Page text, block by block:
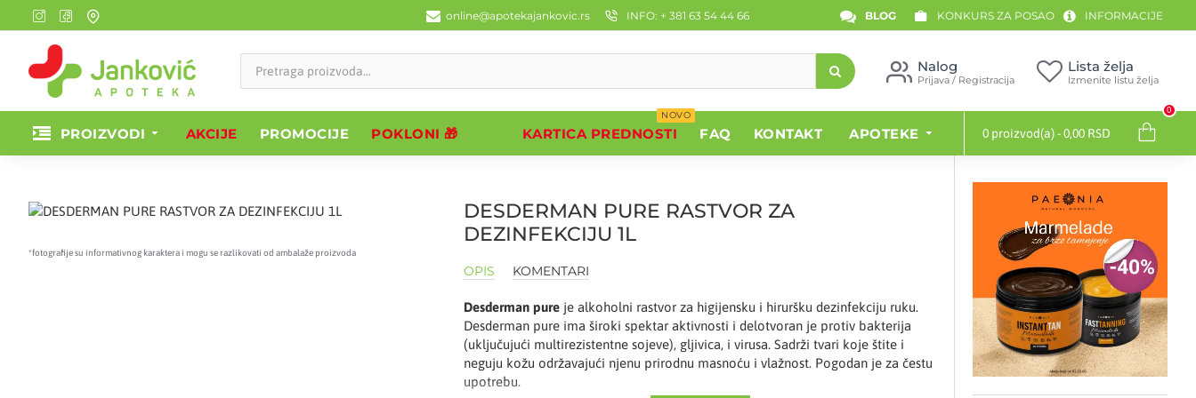
online@apotekajankovic.rs INFO: + 381 63 54 44 66 BLOG KONKURS ZA POSAO INFORMACIJE
Nalog
Prijava / Registracija
Lista želja
Izmenite listu želja
PROIZVODI AKCIJE PROMOCIJE POKLONI 🎁 KARTICA PREDNOSTI
NOVO
FAQ KONTAKT APOTEKE 0 proizvod(a) - 0,00 RSD
0
*fotografije su informativnog karaktera i mogu se razlikovati od ambalaže proizvoda
DESDERMAN PURE RASTVOR ZA
DEZINFEKCIJU 1L
OPIS KOMENTARI
Desderman pure je alkoholni rastvor za higijensku i hiruršku dezinfekciju ruku.
Desderman pure ima široki spektar aktivnosti i delotvoran je protiv bakterija
(uključujući multirezistentne sojeve), gljivica, i virusa. Sadrži tvari koje štite i
neguju kožu održavajući njenu prirodnu masnoću i vlažnost. Pogodan je za čestu
upotrebu.